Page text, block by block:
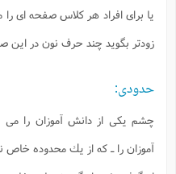
يا براى افراد هر كلاس صفحه اى
زودتر بگويد چند حرف نون در اين
حدودى:
چشم يكى از دانش آموزان را مى
آموزان را ـ كه از يك محدوده خاص